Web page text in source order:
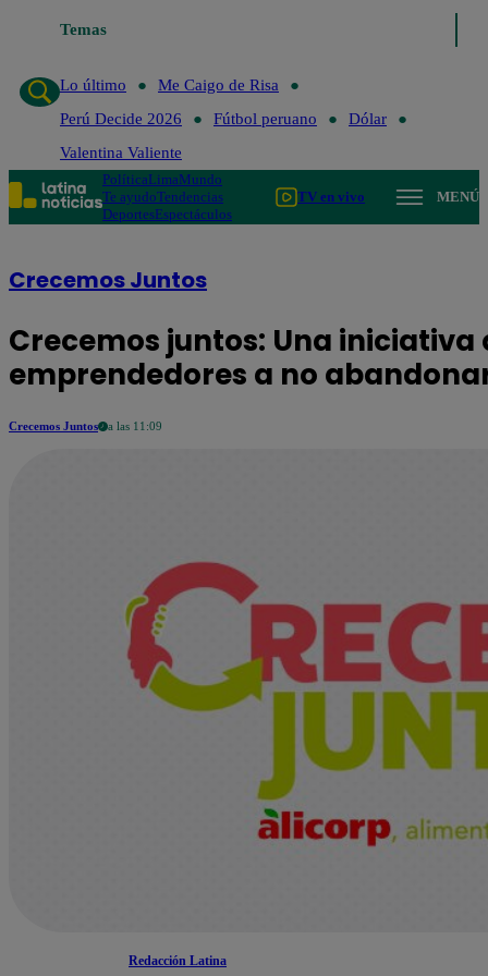
Temas
Lo último
Me Caigo de Risa
Perú Decide 2026
Fútbol peruano
Dólar
Valentina Valiente
PolíticaLimaMundo
Te ayudoTendencias
DeportesEspectáculos
TV en vivo MENÚ
Crecemos Juntos
Crecemos juntos: Una
emprendedores a no
Crecemos Juntos a las 11:09
Redacción Latina